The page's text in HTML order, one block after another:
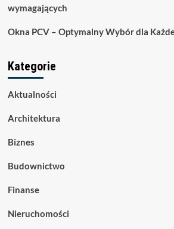
wymagających
Okna PCV – Optymalny Wybór dla
Kategorie
Aktualności
Architektura
Biznes
Budownictwo
Finanse
Nieruchomości